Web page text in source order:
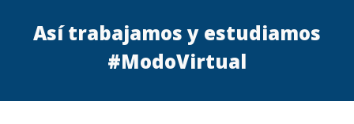
Así trabajamos y estudiamos
#ModoVirtual